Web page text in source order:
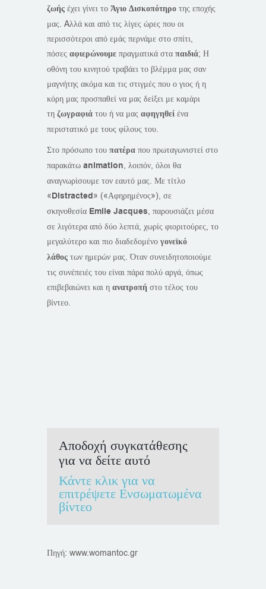
ζωής έχει γίνει το Άγιο Δισκοπότηρο της εποχής
μας. Aλλά και από τις λίγες ώρες που οι
περισσότεροι από εμάς περνάμε στο σπίτι,
πόσες αφιερώνουμε πραγματικά στα παιδιά; Η
οθόνη του κινητού τραβάει το βλέμμα μας σαν
μαγνήτης ακόμα και τις στιγμές που ο γιος ή η
κόρη μας προσπαθεί να μας δείξει με καμάρι
τη ζωγραφιά του ή να μας αφηγηθεί ένα
περιστατικό με τους φίλους του.
Στο πρόσωπο του πατέρα που πρωταγωνιστεί στο
παρακάτω animation, λοιπόν, όλοι θα
αναγνωρίσουμε τον εαυτό μας. Με τίτλο
«Distracted» («Αφηρημένος»), σε
σκηνοθεσία Emile Jacques, παρουσιάζει μέσα
σε λιγότερα από δύο λεπτά, χωρίς φιοριτούρες, το
μεγαλύτερο και πιο διαδεδομένο γονεϊκό
λάθος των ημερών μας. Όταν συνειδητοποιούμε
τις συνέπειές του είναι πάρα πολύ αργά, όπως
επιβεβαιώνει και η ανατροπή στο τέλος του
βίντεο.
Αποδοχή συγκατάθεσης
για να δείτε αυτό
Κάντε κλικ για να
επιτρέψετε Ενσωματωμένα
βίντεο
Πηγή: www.womantoc.gr